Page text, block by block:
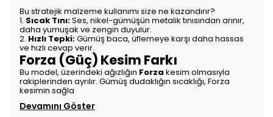
Bu stratejik malzeme kullanımı size ne kazandırır?
1. Sıcak Tını:Ses, nikel-gümüşün metalik tınısından arınır,
daha yumuşak ve zengin duyulur.
2. Hızlı Tepki:Gümüş baca, üflemeye karşı daha hassas
ve hızlı cevap verir.
Forza (Güç) Kesim Farkı
Bu model, üzerindeki ağızlığın Forza kesim olmasıyla
rakiplerinden ayrılır. Gümüş dudaklığın sıcaklığı, Forza
kesimin sağla
Devamını Göster